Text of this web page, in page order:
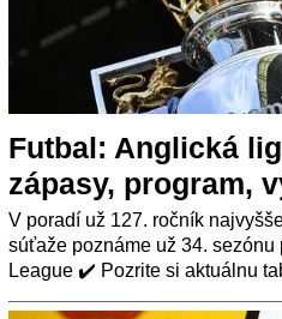
Futbal: Anglická
zápasy, program,
V poradí už 127. ročník
súťaže poznáme už 34. sezónu
League ✔️ Pozrite si aktuálnu